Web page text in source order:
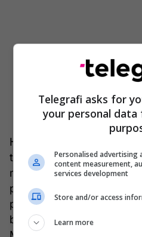
Habermasi nuk ishte i
tilla. Por, teksa
me Karl Marxin - e shihnin
plotësisht të diskredituar,
pushtetin kapitalist,
besonte në potencialin
Telegrafi asks for
your personal
Personalised advertising
content measurement,
services development
Store and/or access
Learn more